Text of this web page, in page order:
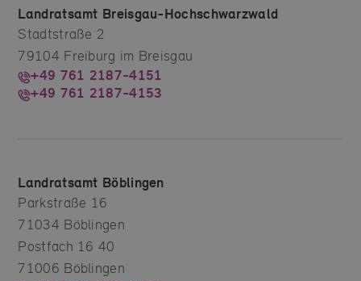
Landratsamt Breisgau-Hochschwarzwald
Stadtstraße 2
79104 Freiburg im Breisgau
+49 761 2187-4151
+49 761 2187-4153
Landratsamt Böblingen
Parkstraße 16
71034 Böblingen
Postfach 16 40
71006 Böblingen